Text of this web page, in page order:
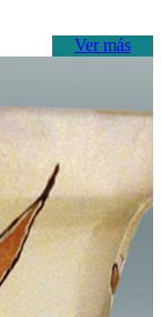
Ver más